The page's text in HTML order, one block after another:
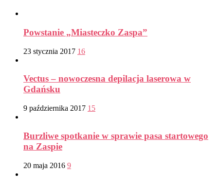
Powstanie „Miasteczko Zaspa”
23 stycznia 2017 16
Vectus – nowoczesna depilacja laserowa w
Gdańsku
9 października 2017 15
Burzliwe spotkanie w sprawie pasa startowego
na Zaspie
20 maja 2016 9